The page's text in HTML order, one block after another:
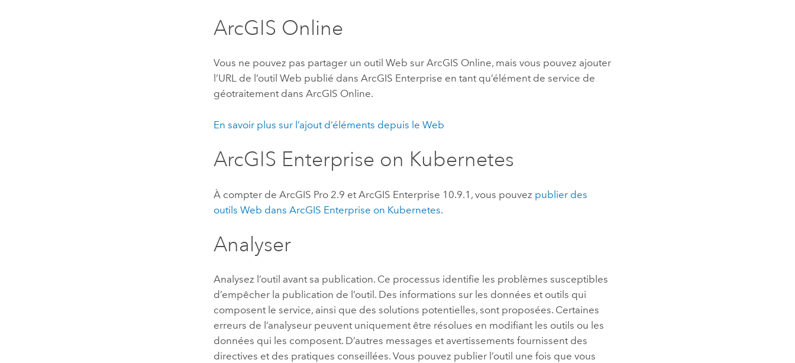
ArcGIS Online
Vous ne pouvez pas partager un outil Web surArcGIS Online, mais vous pouvez ajouter
l’URL de l’outil Web publié dansArcGIS Enterprise en tant qu’élément de service de
géotraitement dansArcGIS Online.
En savoir plus sur l’ajout d’éléments depuis le Web
ArcGIS Enterprise on Kubernetes
À compter deArcGIS Pro 2.9 etArcGIS Enterprise 10.9.1, vous pouvez publier des
outils Web dansArcGIS Enterprise on Kubernetes.
Analyser
Analysez l’outil avant sa publication. Ce processus identifie les problèmes susceptibles
d’empêcher la publication de l’outil. Des informations sur les données et outils qui
composent le service, ainsi que des solutions potentielles, sont proposées. Certaines
erreurs de l’analyseur peuvent uniquement être résolues en modifiant les outils ou les
données qui les composent. D’autres messages et avertissements fournissent des
directives et des pratiques conseillées. Vous pouvez publier l’outil une fois que vous